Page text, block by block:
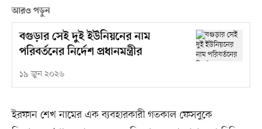
আরও পড়ুন
বগুড়ার সেই দুই ইউনিয়নের নাম
পরিবর্তনের নির্দেশ প্রধানমন্ত্রীর
১৯ জুন ২০২৬
ইরফান শেখ নামের এক ব্যবহারকারী গতকাল ফেসবুকে